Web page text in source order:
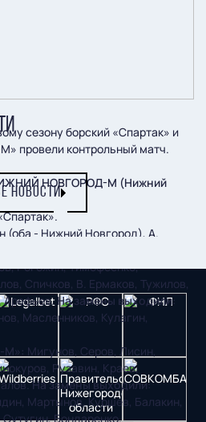
сезону борский «Спартак» и
провели контрольный матч.
НОВГОРОД-М (Нижний
(оба - Нижний Новгород), А.
Рогожин, Тимофеенко,
Спичков, В. Ермаков, Тужилов,
Арефьев.На замены выходили:
Масленников, Кулагин,
М»: Мигунов, Серов, Лисин,
Рузавин, Краев,
На замены выходили:
Мартынов, Куршев, Балакин,
Бондаренко.
НОВОСТИ